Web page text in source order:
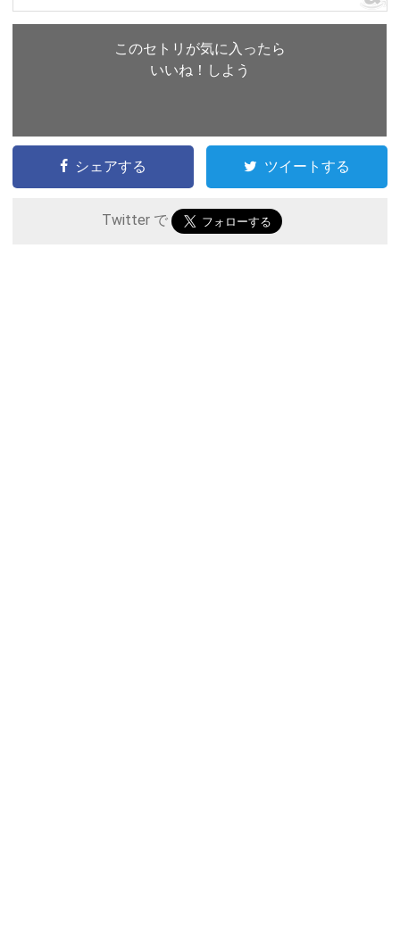
このセトリが気に入ったら
いいね！しよう
シェアする ツイートする
Twitter で